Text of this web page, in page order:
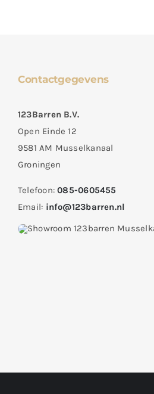
Contactgegevens
123Barren B.V.
Open Einde 12
9581 AM Musselkanaal
Groningen
Telefoon:085-0605455
Email: info@123barren.nl